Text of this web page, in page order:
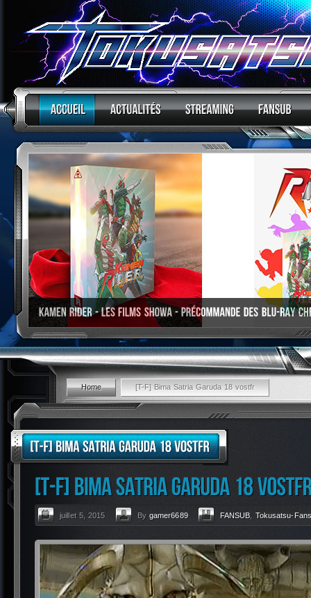
Home [T-F] Bima Satria Garuda 18 vostfr
juillet 5, 2015 By gamer6689 FANSUB Tokusatsu-